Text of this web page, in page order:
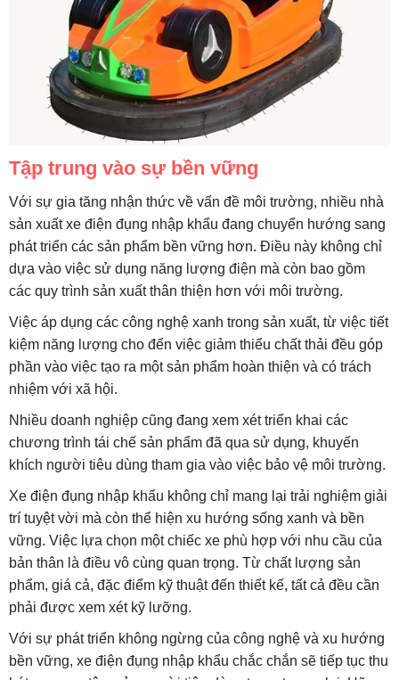
Tập trung vào sự bền vững
Với sự gia tăng nhận thức về vấn đề môi trường, nhiều nhà
sản xuất xe điện đụng nhập khẩu đang chuyển hướng sang
phát triển các sản phẩm bền vững hơn. Điều này không chỉ
dựa vào việc sử dụng năng lượng điện mà còn bao gồm
các quy trình sản xuất thân thiện hơn với môi trường.
Việc áp dụng các công nghệ xanh trong sản xuất, từ việc tiết
kiệm năng lượng cho đến việc giảm thiểu chất thải đều góp
phần vào việc tạo ra một sản phẩm hoàn thiện và có trách
nhiệm với xã hội.
Nhiều doanh nghiệp cũng đang xem xét triển khai các
chương trình tái chế sản phẩm đã qua sử dụng, khuyến
khích người tiêu dùng tham gia vào việc bảo vệ môi trường.
Xe điện đụng nhập khẩu không chỉ mang lại trải nghiệm giải
trí tuyệt vời mà còn thể hiện xu hướng sống xanh và bền
vững. Việc lựa chọn một chiếc xe phù hợp với nhu cầu của
bản thân là điều vô cùng quan trọng. Từ chất lượng sản
phẩm, giá cả, đặc điểm kỹ thuật đến thiết kế, tất cả đều cần
phải được xem xét kỹ lưỡng.
Với sự phát triển không ngừng của công nghệ và xu hướng
bền vững, xe điện đụng nhập khẩu chắc chắn sẽ tiếp tục thu